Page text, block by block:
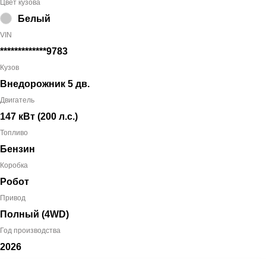
Цвет кузова
Белый
VIN
*************9783
Кузов
Внедорожник 5 дв.
Двигатель
147 кВт (200 л.с.)
Топливо
Бензин
Коробка
Робот
Привод
Полный (4WD)
Год производства
2026